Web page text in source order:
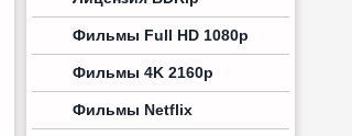
Фильмы Full HD 1080p
Фильмы 4K 2160p
Фильмы Netflix